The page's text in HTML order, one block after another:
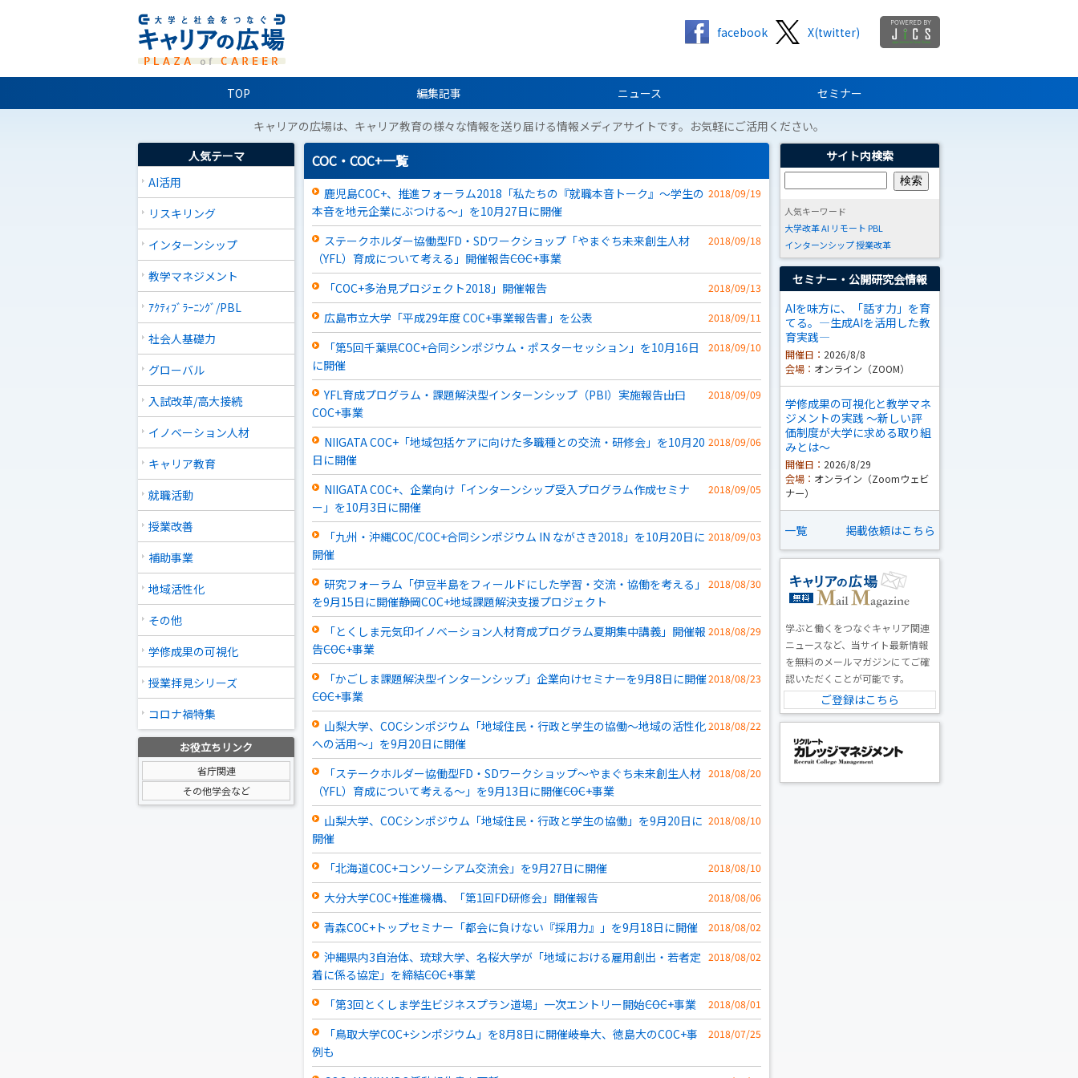
X(twitter)
facebook
TOP 編集記事 ニュース セミナー
キャリアの広場は、キャリア教育の様々な情報を送り届ける情報メディアサイトです。お気軽にご活用ください。
人気テーマ
AI活用
リスキリング
インターンシップ
教学マネジメント
ｱｸﾃｨﾌﾞﾗｰﾆﾝｸﾞ/PBL
社会人基礎力
グローバル
入試改革/高大接続
イノベーション人材
キャリア教育
就職活動
授業改善
補助事業
地域活性化
その他
学修成果の可視化
授業拝見シリーズ
コロナ禍特集
お役立ちリンク
省庁関連
その他学会など
サイト内検索
人気キーワード
大学改革AI リモート PBL
インターンシップ授業改革
セミナー・公開研究会情報
AIを味方に、「話す力」を育
てる。―生成AIを活用した教
育実践―
開催日： 2026/8/8
会場： オンライン（ZOOM）
学修成果の可視化と教学マネ
ジメントの実践 ～新しい評
価制度が大学に求める取り組
みとは～
開催日： 2026/8/29
会場： オンライン（Zoomウェビ
ナー）
一覧 掲載依頼はこちら
学ぶと働くをつなぐキャリア関連
ニュースなど、当サイト最新情報
を無料のメールマガジンにてご確
認いただくことが可能です。
ご登録はこちら
COC・COC+一覧
2018/09/19
鹿児島COC+、推進フォーラム2018「私たちの『就職本音トーク』～学生の
本音を地元企業にぶつける～」を10月27日に開催
2018/09/18
ステークホルダー協働型FD・SDワークショップ「やまぐち未来創生人材
（YFL）育成について考える」開催報告――COC+事業
2018/09/13
「COC+多治見プロジェクト2018」開催報告
2018/09/11
広島市立大学「平成29年度 COC+事業報告書」を公表
2018/09/10
「第5回千葉県COC+合同シンポジウム・ポスターセッション」を10月16日
に開催
2018/09/09
YFL育成プログラム・課題解決型インターンシップ（PBI）実施報告――山口
COC+事業
2018/09/06
NIIGATA COC+「地域包括ケアに向けた多職種との交流・研修会」を10月20
日に開催
2018/09/05
NIIGATA COC+、企業向け「インターンシップ受入プログラム作成セミナ
ー」を10月3日に開催
2018/09/03
「九州・沖縄COC/COC+合同シンポジウム IN ながさき2018」を10月20日に
開催
2018/08/30
研究フォーラム「伊豆半島をフィールドにした学習・交流・協働を考える」
を9月15日に開催――静岡COC+地域課題解決支援プロジェクト
2018/08/29
「とくしま元気印イノベーション人材育成プログラム夏期集中講義」開催報
告――COC+事業
2018/08/23
「かごしま課題解決型インターンシップ」企業向けセミナーを9月8日に開催
――COC+事業
2018/08/22
山梨大学、COCシンポジウム「地域住民・行政と学生の協働～地域の活性化
への活用～」を9月20日に開催
2018/08/20
「ステークホルダー協働型FD・SDワークショップ～やまぐち未来創生人材
（YFL）育成について考える～」を9月13日に開催――COC+事業
2018/08/10
山梨大学、COCシンポジウム「地域住民・行政と学生の協働」を9月20日に
開催
2018/08/10
「北海道COC+コンソーシアム交流会」を9月27日に開催
2018/08/06
大分大学COC+推進機構、「第1回FD研修会」開催報告
2018/08/02
青森COC+トップセミナー「都会に負けない『採用力』」を9月18日に開催
2018/08/02
沖縄県内3自治体、琉球大学、名桜大学が「地域における雇用創出・若者定
着に係る協定」を締結――COC+事業
2018/08/01
「第3回とくしま学生ビジネスプラン道場」一次エントリー開始――COC+事業
2018/07/25
「鳥取大学COC+シンポジウム」を8月8日に開催――岐阜大、徳島大のCOC+事
例も